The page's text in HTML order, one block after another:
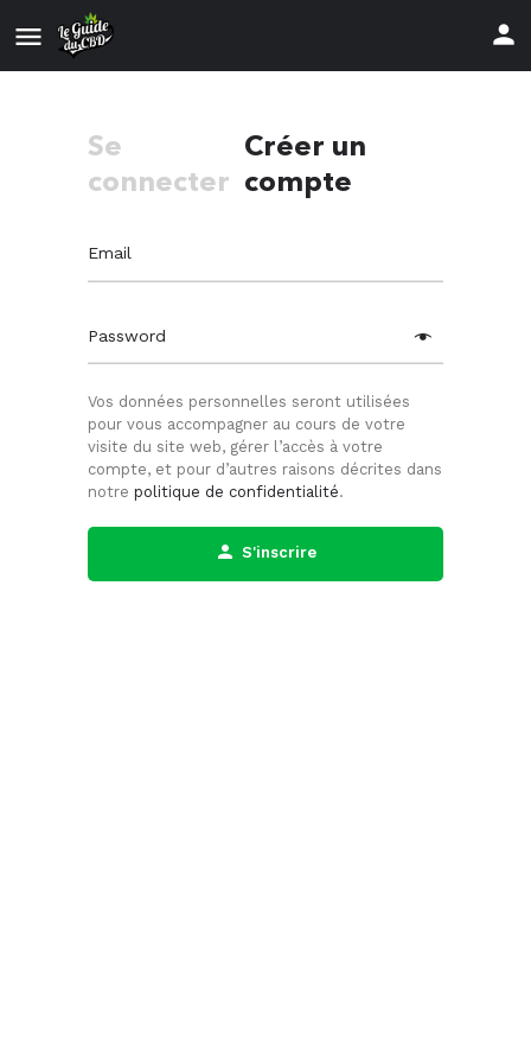
Se
connecter
Créer un
compte
Email
Password
Vos données personnelles seront utilisées
pour vous accompagner au cours de votre
visite du site web, gérer l’accès à votre
compte, et pour d’autres raisons décrites dans
notre politique de confidentialité.
S'inscrire